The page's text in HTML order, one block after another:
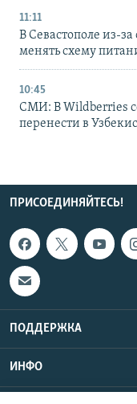
11:11
В Севастополе из-
менять схему
10:45
СМИ: В Wildberries
перенести в
ПРИСОЕДИНЯЙТЕСЬ!
ПОДДЕРЖКА
ИНФО